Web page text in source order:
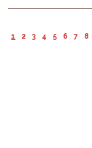
1 2 3 4 5 6 7 8